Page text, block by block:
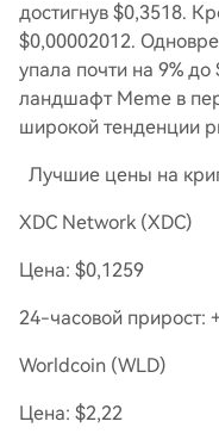
достигнув $0,3518.
$0,00002012.
упала почти на 9%
ландшафт Meme в
широкой тенденции
Лучшие цены на
XDC Network (XDC)
Цена: $0,1259
24-часовой прирост:
Worldcoin (WLD)
Цена: $2,22